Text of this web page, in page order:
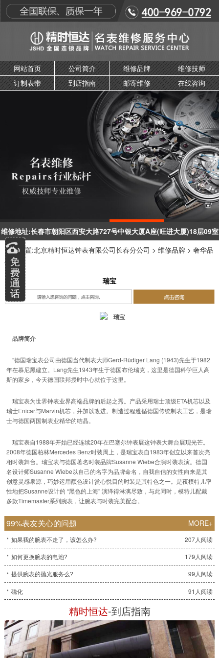
网站首页 公司简介 维修品牌
维修技师
订制表带
到店指南 邮寄维修 在线咨询
1 3
维修地址:长春市朝阳区西安大路727号中银大厦A座(旺进大厦)18层09室
当前位置:北京精时恒达钟表有限公司长春分公司 > 维修品牌> 奢华品
牌>
瑞宝
品牌简介
“德国瑞宝表公司由德国当代制表大师Gerd-Rüdiger Lang (1943)先生于1982
年在慕尼黑建立。Lang先生1943年生于德国布伦瑞克，这里是德国科学巨人高
斯的家乡，今天德国联邦授时中心就位于这里。
瑞宝表为世界钟表业界高端品牌的后起之秀。产品采用瑞士顶级ETA机芯以及
瑞士Enicar与Marvin机芯，并加以改进。制造过程遵循德国传统制表工艺，是瑞
士与德国两国制表业精华的结晶。
瑞宝表自1988年开始已经连续20年在巴塞尔钟表展这钟表大舞台展现光芒。
2008年德国柏林Mercedes Benz时装周上，是瑞宝表自1983年创立以来首次亮
相时装舞台。瑞宝表与德国著名时装品牌Susanne Wiebe合演时装表演。德国
名设计师Susanne Wiebe以自己的名字为品牌命名，自我自信的女性向来是其
创意灵感泉源，巧妙运用颜色设计赏心悦目的时装是其特色之一。是夜模特儿率
性地把Susanne设计的 “黑色的上海” 演绎得淋漓尽致，与此同时，模特儿配戴
多款Timemaster系列腕表，让腕表与时装完美配合。
MORE+
99%表友关心的问题
207人阅读
如果我的腕表不走了，该怎么办?
179人阅读
如何更换腕表的电池?
99人阅读
提供腕表的抛光服务么?
91人阅读
磁化
精时恒达-到店指南